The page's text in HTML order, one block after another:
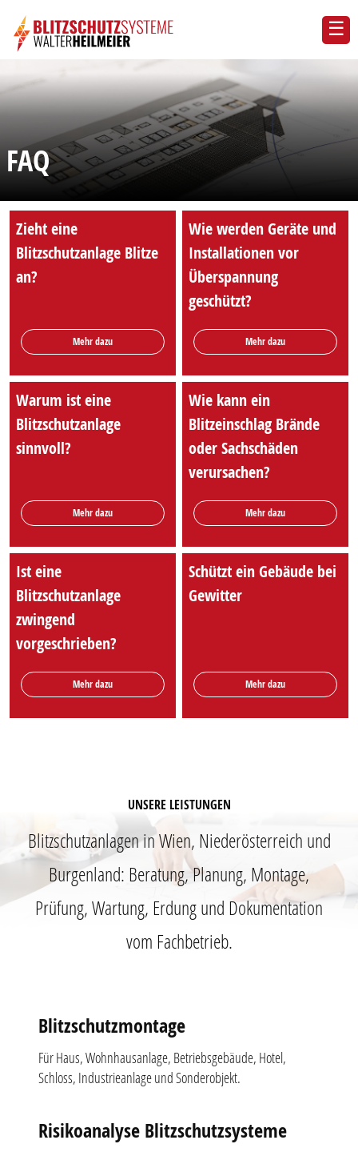
FAQ
Zieht eine
Blitzschutzanlage Blitze
an?
Mehr dazu
Wie werden Geräte und
Installationen vor
Überspannung
geschützt?
Mehr dazu
Warum ist eine
Blitzschutzanlage
sinnvoll?
Mehr dazu
Wie kann ein
Blitzeinschlag Brände
oder Sachschäden
verursachen?
Mehr dazu
Ist eine
Blitzschutzanlage
zwingend
vorgeschrieben?
Mehr dazu
Schützt ein Gebäude bei
Gewitter
Mehr dazu
UNSERE LEISTUNGEN
Blitzschutzanlagen in Wien, Niederösterreich und
Burgenland: Beratung, Planung, Montage,
Prüfung, Wartung, Erdung und Dokumentation
vom Fachbetrieb.
Blitzschutzmontage
Für Haus, Wohnhausanlage, Betriebsgebäude, Hotel,
Schloss, Industrieanlage und Sonderobjekt.
Risikoanalyse Blitzschutzsysteme